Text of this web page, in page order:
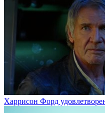
Харрисон Форд